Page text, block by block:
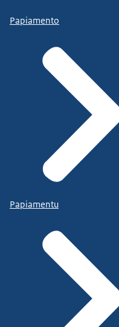
Papiamento
Papiamentu